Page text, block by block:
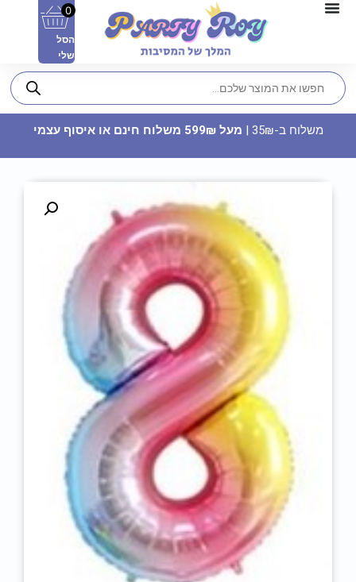
מיכל אחסון במבוק - גנרי
26.90₪
0
הסל
שלי
משלוח ב-35₪ | מעל 599₪ משלוח חינם או איסוף עצמי